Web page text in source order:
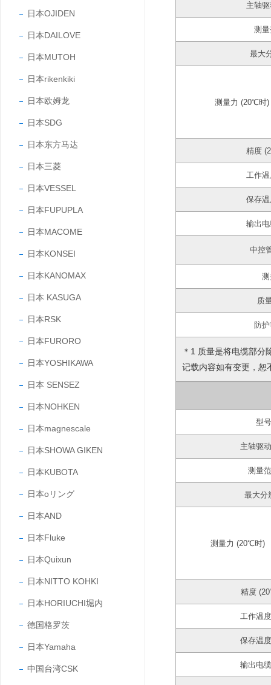
日本OJIDEN
日本DAILOVE
日本MUTOH
日本rikenkiki
日本欧姆龙
日本SDG
日本东方马达
日本三菱
日本VESSEL
日本FUPUPLA
日本MACOME
日本KONSEI
日本KANOMAX
日本 KASUGA
日本RSK
日本FURORO
日本YOSHIKAWA
日本 SENSEZ
日本NOHKEN
日本magnescale
日本SHOWA GIKEN
日本KUBOTA
日本oリング
日本AND
日本Fluke
日本Quixun
日本NITTO KOHKI
日本HORIUCHI堀内
德国格罗茨
日本Yamaha
中国台湾CSK
＊1 质量是将电缆部分
记载内容如有变更，恕
主轴
测
最大
测量力 (20℃时)
精度
工作
保存
输出
中控
质
防
型号
主轴驱
测量
最大分
测量力 (20℃时)
精度
工作温
保存温
输出电